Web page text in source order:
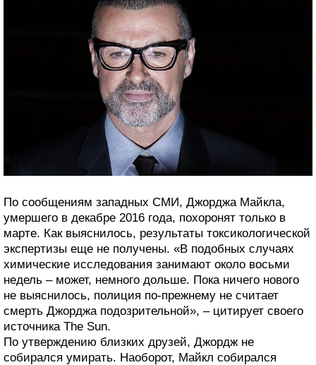
По сообщениям западных СМИ, Джорджа Майкла,
умершего в декабре 2016 года, похоронят только в
марте. Как выяснилось, результаты токсикологической
экспертизы еще не получены. «В подобных случаях
химические исследования занимают около восьми
недель – может, немного дольше. Пока ничего нового
не выяснилось, полиция по-прежнему не считает
смерть Джорджа подозрительной», – цитирует своего
источника The Sun.
По утверждению близких друзей, Джордж не
собирался умирать. Наоборот, Майкл собирался